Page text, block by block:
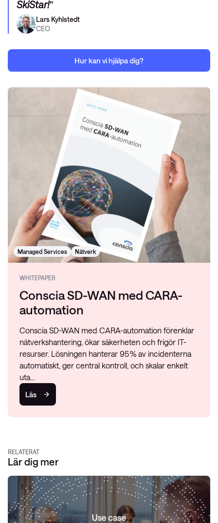
SkiStar!
Lars Kyhlstedt
CEO
Hur kan vi hjälpa dig?
Managed Services Nätverk
WHITEPAPER
Conscia SD-WAN med CARA-
automation
Conscia SD-WAN med CARA-automation förenklar
nätverkshantering, ökar säkerheten och frigör IT-
resurser. Lösningen hanterar 95 % av incidenterna
automatiskt, ger central kontroll, och skalar enkelt
uta…
Läs
RELATERAT
Lär dig mer